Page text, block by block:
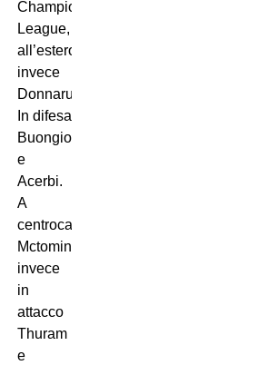
Champions
League,
all’estero
invece
Donnarumma.
In difesa
Buongiorno
e
Acerbi.
A
centrocampo
Mctominay,
invece
in
attacco
Thuram
e